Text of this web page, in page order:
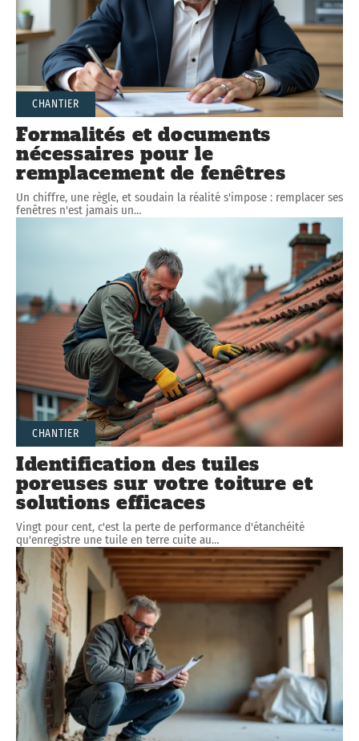
CHANTIER
Formalités et documents
nécessaires pour le
remplacement de fenêtres
Un chiffre, une règle, et soudain la réalité s'impose : remplacer ses
fenêtres n'est jamais un…
CHANTIER
Identification des tuiles
poreuses sur votre toiture et
solutions efficaces
Vingt pour cent, c'est la perte de performance d'étanchéité
qu'enregistre une tuile en terre cuite au…